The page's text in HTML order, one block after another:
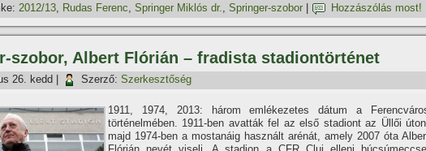
2012/13, Rudas Ferenc, Springer Miklós dr., Springer-szobor Hozzászólás most!
szobor, Albert Flórián – fradista stadiontörténet
26. kedd Szerző: Szerkesztőség
1911, 1974, 2013: három emlékezetes dátum a
történelmében. 1911-ben avatták fel az első stadiont az Üllői
majd 1974-ben a mostanáig használt arénát, amely 2007 óta